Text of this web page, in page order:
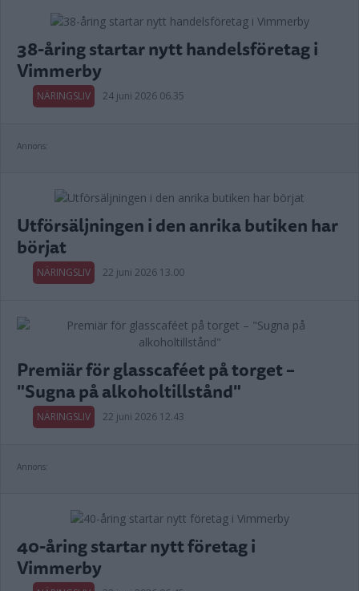
38-åring startar nytt handelsföretag i
Vimmerby
NÄRINGSLIV 24 juni 2026 06.35
Annons:
Utförsäljningen i den anrika butiken har
börjat
NÄRINGSLIV 22 juni 2026 13.00
Premiär för glasscaféet på torget –
"Sugna på alkoholtillstånd"
NÄRINGSLIV 22 juni 2026 12.43
Annons:
40-åring startar nytt företag i
Vimmerby